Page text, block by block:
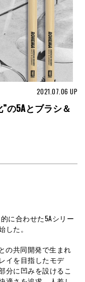
2021.07.06 UP
の5Aとブラシ＆
に合わせた5Aシリー
た。
の共同開発で生まれ
イを目指したモデ
分に凹みを設けるこ